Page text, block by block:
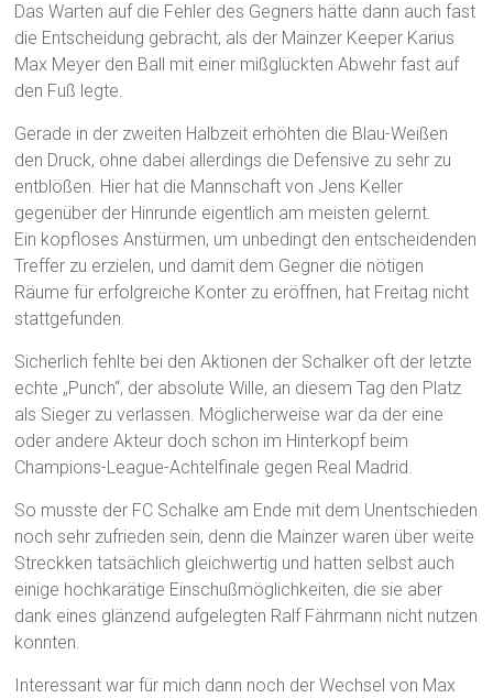
Das Warten auf die Fehler des Gegners hätte dann auch fast
die Entscheidung gebracht, als der Mainzer Keeper Karius
Max Meyer den Ball mit einer mißglückten Abwehr fast auf
den Fuß legte.
Gerade in der zweiten Halbzeit erhöhten die Blau-Weißen
den Druck, ohne dabei allerdings die Defensive zu sehr zu
entblößen. Hier hat die Mannschaft von Jens Keller
gegenüber der Hinrunde eigentlich am meisten gelernt.
Ein kopfloses Anstürmen, um unbedingt den entscheidenden
Treffer zu erzielen, und damit dem Gegner die nötigen
Räume für erfolgreiche Konter zu eröffnen, hat Freitag nicht
stattgefunden.
Sicherlich fehlte bei den Aktionen der Schalker oft der letzte
echte „Punch“, der absolute Wille, an diesem Tag den Platz
als Sieger zu verlassen. Möglicherweise war da der eine
oder andere Akteur doch schon im Hinterkopf beim
Champions-League-Achtelfinale gegen Real Madrid.
So musste der FC Schalke am Ende mit dem Unentschieden
noch sehr zufrieden sein, denn die Mainzer waren über weite
Streckken tatsächlich gleichwertig und hatten selbst auch
einige hochkarätige Einschußmöglichkeiten, die sie aber
dank eines glänzend aufgelegten Ralf Fährmann nicht nutzen
konnten.
Interessant war für mich dann noch der Wechsel von Max